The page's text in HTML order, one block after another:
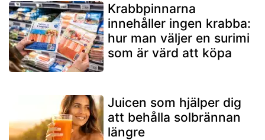
Krabbpinnarna
innehåller ingen krabba:
hur man väljer en surimi
som är värd att köpa
Juicen som hjälper dig
att behålla solbrännan
längre